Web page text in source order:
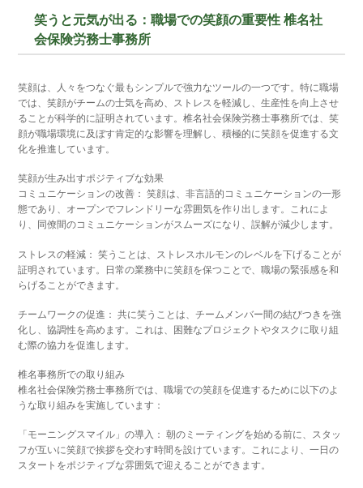
笑うと元気が出る：職場での笑顔の重要性 椎名社
会保険労務士事務所
笑顔は、人々をつなぐ最もシンプルで強力なツールの一つです。特に職場
では、笑顔がチームの士気を高め、ストレスを軽減し、生産性を向上させ
ることが科学的に証明されています。椎名社会保険労務士事務所では、笑
顔が職場環境に及ぼす肯定的な影響を理解し、積極的に笑顔を促進する文
化を推進しています。
笑顔が生み出すポジティブな効果
コミュニケーションの改善： 笑顔は、非言語的コミュニケーションの一形
態であり、オープンでフレンドリーな雰囲気を作り出します。これによ
り、同僚間のコミュニケーションがスムーズになり、誤解が減少します。
ストレスの軽減： 笑うことは、ストレスホルモンのレベルを下げることが
証明されています。日常の業務中に笑顔を保つことで、職場の緊張感を和
らげることができます。
チームワークの促進： 共に笑うことは、チームメンバー間の結びつきを強
化し、協調性を高めます。これは、困難なプロジェクトやタスクに取り組
む際の協力を促進します。
椎名事務所での取り組み
椎名社会保険労務士事務所では、職場での笑顔を促進するために以下のよ
うな取り組みを実施しています：
「モーニングスマイル」の導入： 朝のミーティングを始める前に、スタッ
フが互いに笑顔で挨拶を交わす時間を設けています。これにより、一日の
スタートをポジティブな雰囲気で迎えることができます。